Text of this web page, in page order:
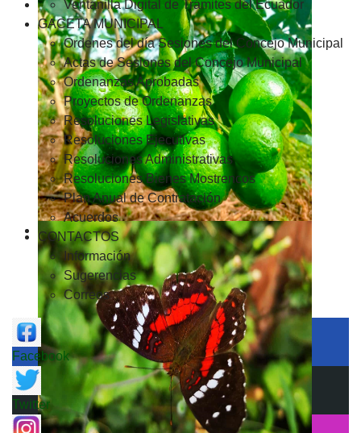
Ventanilla Digital de Trámites del Ecuador
GACETA MUNICIPAL
Ordenes del día Sesiones del Concejo Municipal
Actas de Sesiones del Concejo Municipal
Ordenanzas Aprobadas
Proyectos de Ordenanzas
Resoluciones Legislativas
Resoluciones Ejecutivas
Resoluciones Administrativas
Resoluciones Bienes Mostrencos
Plan Anual de Contratación
Acuerdos
CONTACTOS
Información
Sugerencias
Correos
Facebook
Twitter